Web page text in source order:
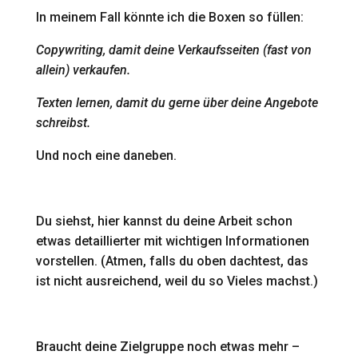
In meinem Fall könnte ich die Boxen so füllen:
Copywriting, damit deine Verkaufsseiten (fast von
allein) verkaufen.
Texten lernen, damit du gerne über deine Angebote
schreibst.
Und noch eine daneben.
Du siehst, hier kannst du deine Arbeit schon
etwas detaillierter mit wichtigen Informationen
vorstellen. (Atmen, falls du oben dachtest, das
ist nicht ausreichend, weil du so Vieles machst.)
Braucht deine Zielgruppe noch etwas mehr –